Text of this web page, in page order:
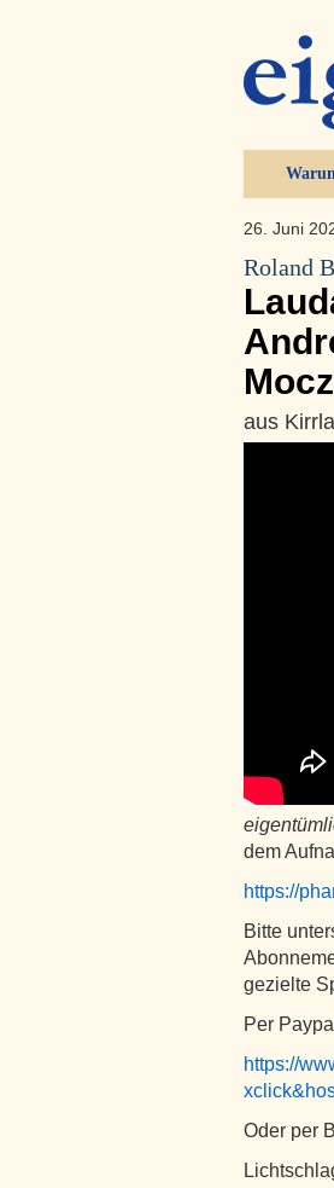
26. Juni
Roland
aus
dem
https://
Bitte
gezielte
Per
https://
Oder per